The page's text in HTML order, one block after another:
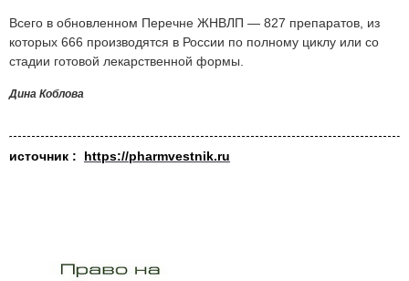
Всего в обновленном Перечне ЖНВЛП — 827 препаратов, из
которых 666 производятся в России по полному циклу или со
стадии готовой лекарственной формы.
Дина Коблова
источник : https://pharmvestnik.ru